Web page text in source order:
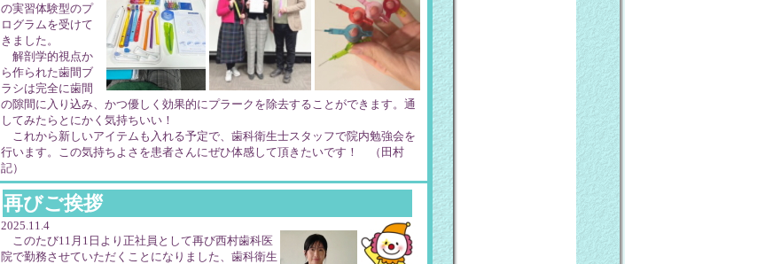
の実習体験型のプ
ログラムを受けて
きました。
解剖学的視点か
ら作られた歯間ブ
ラシは完全に歯間
の隙間に入り込み、かつ優しく効果的にプラークを除去することができます。通
してみたらとにかく気持ちいい！
これから新しいアイテムも入れる予定で、歯科衛生士スタッフで院内勉強会を
行います。この気持ちよさを患者さんにぜひ体感して頂きたいです！ （田村
記）
再びご挨拶
2025.11.4
このたび11月1日より正社員として再び西村歯科医
院で勤務させていただくことになりました、歯科衛生